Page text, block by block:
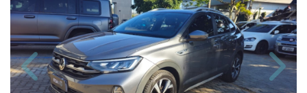
Previous Next